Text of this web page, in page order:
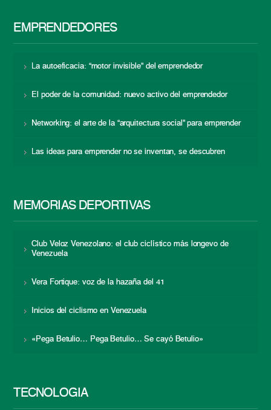
EMPRENDEDORES
La autoeficacia: “motor invisible” del emprendedor
El poder de la comunidad: nuevo activo del emprendedor
Networking: el arte de la “arquitectura social” para emprender
Las ideas para emprender no se inventan, se descubren
MEMORIAS DEPORTIVAS
Club Veloz Venezolano: el club ciclístico más longevo de
Venezuela
Vera Fortique: voz de la hazaña del 41
Inicios del ciclismo en Venezuela
«Pega Betulio… Pega Betulio… Se cayó Betulio»
TECNOLOGÍA